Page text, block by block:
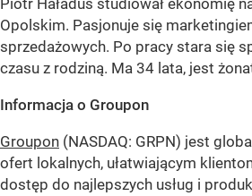
Piotr Haładus studiował ekonomię
Opolskim. Pasjonuje się
sprzedażowych. Po pracy stara się
czasu z rodziną. Ma 34 lata, jest
Informacja o Groupon
Groupon (NASDAQ: GRPN) jest
ofert lokalnych, ułatwiającym
dostęp do najlepszych usług i